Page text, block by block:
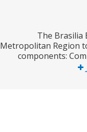
The Brasilia
Metropolitan Region
components: